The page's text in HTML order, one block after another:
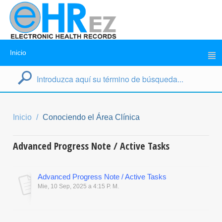
Inicio
Inicio Conociendo el Área Clínica
Advanced Progress Note / Active Tasks
Advanced Progress Note / Active Tasks
Mie, 10 Sep, 2025 a 4:15 P. M.